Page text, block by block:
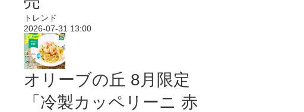
トレンド
2026-07-31 13:00
オリーブの丘 8月限定
「冷製カッペリーニ 赤